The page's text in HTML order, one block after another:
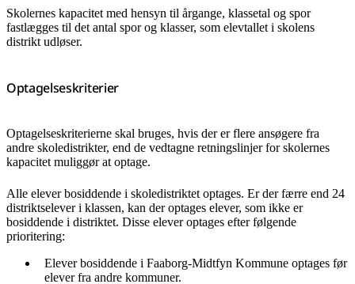
Skolernes kapacitet med hensyn til årgange, klassetal og spor
fastlægges til det antal spor og klasser, som elevtallet i skolens
distrikt udløser.
Optagelseskriterier
Optagelseskriterierne skal bruges, hvis der er flere ansøgere fra
andre skoledistrikter, end de vedtagne retningslinjer for skolernes
kapacitet muliggør at optage.
Alle elever bosiddende i skoledistriktet optages. Er der færre end 24
distriktselever i klassen, kan der optages elever, som ikke er
bosiddende i distriktet. Disse elever optages efter følgende
prioritering:
Elever bosiddende i Faaborg-Midtfyn Kommune optages før
elever fra andre kommuner.